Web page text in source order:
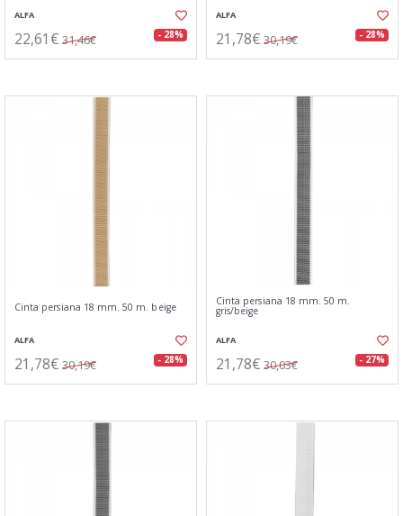
ALFA
22,61€ 31,46€ - 28%
ALFA
21,78€ 30,19€ - 28%
Cinta persiana 18 mm. 50 m. beige
ALFA
21,78€ 30,19€ - 28%
Cinta persiana 18 mm. 50 m.
gris/beige
ALFA
21,78€ 30,03€ - 27%